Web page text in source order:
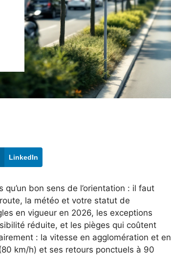
LinkedIn
bon sens de l’orientation : il faut
la météo et votre statut de
en vigueur en 2026, les exceptions
réduite, et les pièges qui coûtent
: la vitesse en agglomération et en
km/h) et ses retours ponctuels à 90